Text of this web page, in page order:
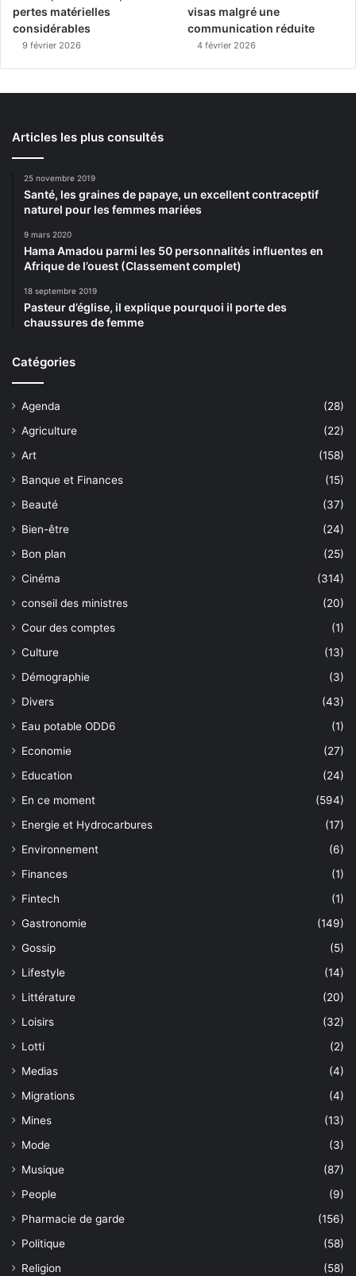
pertes matérielles
considérables
9 février 2026
visas malgré une
communication réduite
4 février 2026
Articles les plus consultés
25 novembre 2019
Santé, les graines de papaye, un excellent contraceptif
naturel pour les femmes mariées
9 mars 2020
Hama Amadou parmi les 50 personnalités influentes en
Afrique de l’ouest (Classement complet)
18 septembre 2019
Pasteur d’église, il explique pourquoi il porte des
chaussures de femme
Catégories
Agenda
(28)
Agriculture
(22)
Art
(158)
Banque et Finances
(15)
Beauté
(37)
Bien-être
(24)
Bon plan
(25)
Cinéma
(314)
conseil des ministres
(20)
Cour des comptes
(1)
Culture
(13)
Démographie
(3)
Divers
(43)
Eau potable ODD6
(1)
Economie
(27)
Education
(24)
En ce moment
(594)
Energie et Hydrocarbures
(17)
Environnement
(6)
Finances
(1)
Fintech
(1)
Gastronomie
(149)
Gossip
(5)
Lifestyle
(14)
Littérature
(20)
Loisirs
(32)
Lotti
(2)
Medias
(4)
Migrations
(4)
Mines
(13)
Mode
(3)
Musique
(87)
People
(9)
Pharmacie de garde
(156)
Politique
(58)
Religion
(58)